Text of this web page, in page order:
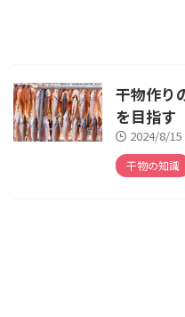
干物作り
を目指す
2024/8/15
干物の知識